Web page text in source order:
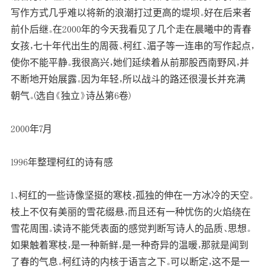
写作方式几乎难以将新的浪潮打过更高的堤坝。好在后来者
前仆后继。在2000年的今天我看见了几个走在晨曦中的青春
女孩，七十年代出生的周薇、柯红、湄子等一连串的写作起点，
使你不能平静。我很高兴，她们延续着从前那股西南野风，并
不断地开始展露。因为年轻，所以战斗的路还很漫长并充满
朝气。(选自《独立》诗丛第6卷)
2000年7月
1996年整理柯红的诗有感
1、柯红的一些诗像坚挺的寒枝，孤独的伸在一方冰冷的天空。
枝上不仅有美丽的雪花缀悬，而且还有一种忧伤的火焰绕在
雪花周围。读诗不能凭表面的感觉判断写诗人的品质、思想。
如果触着寒枝，是一种新鲜，是一种奇异的温暖，那就是闻到
了春的气息。柯红诗的内核于语言之下。可以断定，这不是一